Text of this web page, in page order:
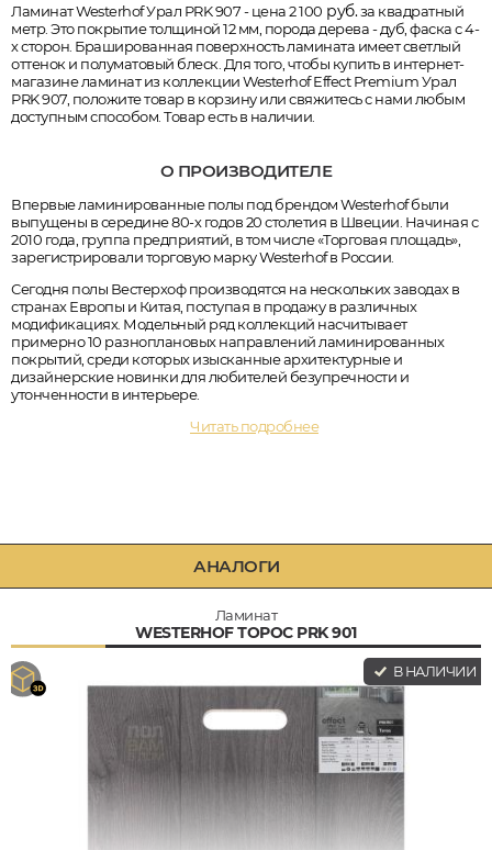
Ламинат Westerhof Урал PRK 907 - цена 2 100 руб.за квадратный
метр. Это покрытие толщиной 12 мм, порода дерева - дуб, фаска с 4-
х сторон. Брашированная поверхность ламината имеет светлый
оттенок и полуматовый блеск. Для того, чтобы купить в интернет-
магазине ламинат из коллекции Westerhof Effect Premium Урал
PRK 907, положите товар в корзину или свяжитесь с нами любым
доступным способом. Товар есть в наличии.
О ПРОИЗВОДИТЕЛЕ
Впервые ламинированные полы под брендом Westerhof были
выпущены в середине 80-х годов 20 столетия в Швеции. Начиная с
2010 года, группа предприятий, в том числе «Торговая площадь»,
зарегистрировали торговую марку Westerhof в России.
Сегодня полы Вестерхоф производятся на нескольких заводах в
странах Европы и Китая, поступая в продажу в различных
модификациях. Модельный ряд коллекций насчитывает
примерно 10 разноплановых направлений ламинированных
покрытий, среди которых изысканные архитектурные и
дизайнерские новинки для любителей безупречности и
утонченности в интерьере.
Читать подробнее
АНАЛОГИ
Ламинат
WESTERHOF ТОРОС PRK 901
В НАЛИЧИИ